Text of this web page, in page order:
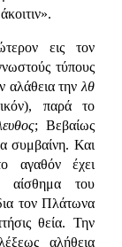
εις τον
τύπους
αλάθεια την λθ
παρά το
; Βεβαίως
συμβαίνη. Και
αγαθόν έχει
αίσθημα του
τον Πλάτωνα
θεία. Την
αλήθεια